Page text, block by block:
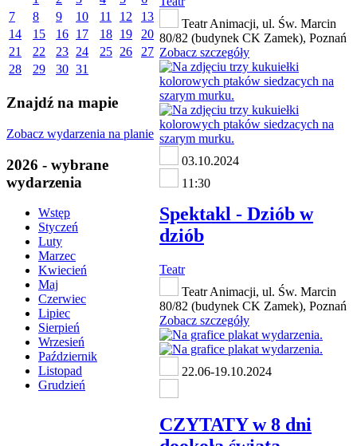
7
8 9 10 11 12
13
14
15 16 17 18 19
20
21
22 23 24 25 26
27
28
29 30 31
Znajdź na mapie
Zobacz wydarzenia na planie
2026 - wybrane
wydarzenia
Wstęp
Styczeń
Luty
Marzec
Kwiecień
Maj
Czerwiec
Lipiec
Sierpień
Wrzesień
Październik
Listopad
Grudzień
Teatr Animacji, ul. Św. Marcin
80/82 (budynek CK Zamek), Poznań
Zobacz szczegóły
03.10.2024
11:30
Spektakl - Dziób w
dziób
Teatr
Teatr Animacji, ul. Św. Marcin
80/82 (budynek CK Zamek), Poznań
Zobacz szczegóły
22.06-19.10.2024
CZYTATY w 8 dni